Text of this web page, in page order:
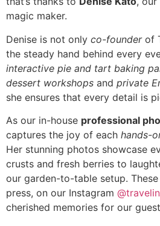
magic maker.
Denise is not only co-founderof
the steady hand behind every
interactive pie and tart baking
dessert workshops and private
she ensures that every detail is
As our in-house professional
captures the joy of each hands-
Her stunning photos showcase
crusts and fresh berries to
our garden-to-table setup.
press, on our Instagram
cherished memories for our